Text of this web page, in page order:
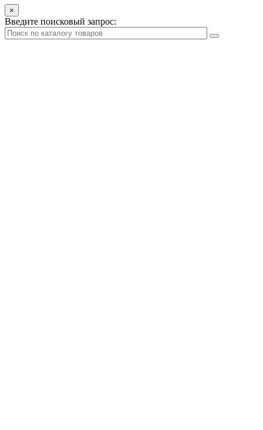
×
Введите поисковый запрос: